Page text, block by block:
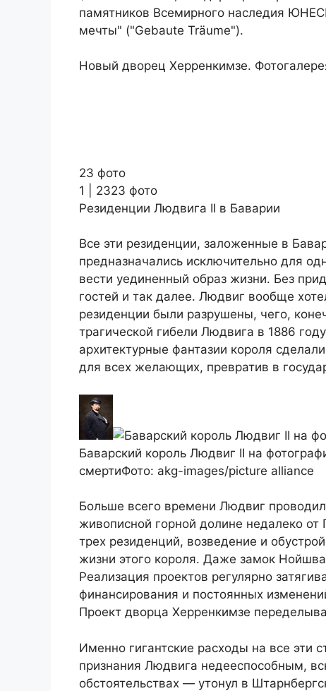
памятников Всемирного наследия
мечты" ("Gebaute Träume").
Новый дворец Херренкимзе.
23 фото
1 | 2323 фото
Резиденции Людвига II в Баварии
Все эти резиденции, заложенные в
предназначались исключительно для
вести уединенный образ жизни. Без
гостей и так далее. Людвиг вообще
резиденции были разрушены, чего,
трагической гибели Людвига в 1886
архитектурные фантазии короля
для всех желающих, превратив в
Баварский король Людвиг II на
смертиФото: akg-images/picture alliance
Больше всего времени Людвиг
живописной горной долине недалеко
трех резиденций, возведение и
жизни этого короля. Даже замок
Реализация проектов регулярно
финансирования и постоянных
Проект дворца Херренкимзе
Именно гигантские расходы на все эти
признания Людвига недееспособным,
обстоятельствах — утонул в